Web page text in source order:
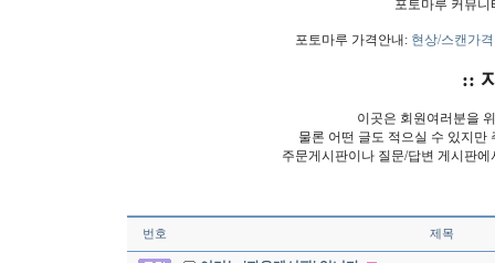
포토마루 커뮤
포토마루 가격안내: 현상/스캔가격
::
이곳은 회원여러분을
물론 어떤 글도 적으실 수 있지만
주문게시판이나 질문/답변 게시판
번호 제목